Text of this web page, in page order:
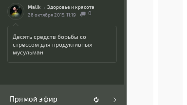
Malik → Здоровье и красота
26 октября 2015, 11:19
0
Десять средств борьбы со
стрессом для продуктивных
мусульман
Прямой эфир